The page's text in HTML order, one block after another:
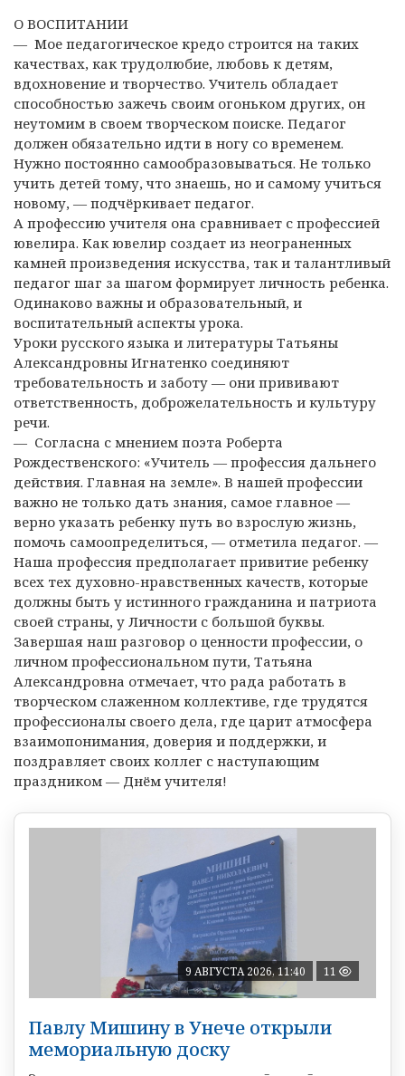
О ВОСПИТАНИИ
— Мое педагогическое кредо строится на таких
качествах, как трудолюбие, любовь к детям,
вдохновение и творчество. Учитель обладает
способностью зажечь своим огоньком других, он
неутомим в своем творческом поиске. Педагог
должен обязательно идти в ногу со временем.
Нужно постоянно самообразовываться. Не только
учить детей тому, что знаешь, но и самому учиться
новому, — подчёркивает педагог.
А профессию учителя она сравнивает с профессией
ювелира. Как ювелир создает из неограненных
камней произведения искусства, так и талантливый
педагог шаг за шагом формирует личность ребенка.
Одинаково важны и образовательный, и
воспитательный аспекты урока.
Уроки русского языка и литературы Татьяны
Александровны Игнатенко соединяют
требовательность и заботу — они прививают
ответственность, доброжелательность и культуру
речи.
— Согласна с мнением поэта Роберта
Рождественского: «Учитель — профессия дальнего
действия. Главная на земле». В нашей профессии
важно не только дать знания, самое главное —
верно указать ребенку путь во взрослую жизнь,
помочь самоопределиться, — отметила педагог. —
Наша профессия предполагает привитие ребенку
всех тех духовно-нравственных качеств, которые
должны быть у истинного гражданина и патриота
своей страны, у Личности с большой буквы.
Завершая наш разговор о ценности профессии, о
личном профессиональном пути, Татьяна
Александровна отмечает, что рада работать в
творческом слаженном коллективе, где трудятся
профессионалы своего дела, где царит атмосфера
взаимопонимания, доверия и поддержки, и
поздравляет своих коллег с наступающим
праздником — Днём учителя!
9 АВГУСТА 2026, 11:40 11
Павлу Мишину в Унече открыли
мемориальную доску